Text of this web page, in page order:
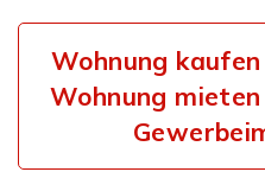
Wohnung
Wohnung